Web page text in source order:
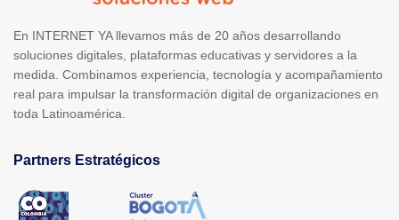
En INTERNET YA llevamos más de 20 años desarrollando
soluciones digitales, plataformas educativas y servidores a la
medida. Combinamos experiencia, tecnología y acompañamiento
real para impulsar la transformación digital de organizaciones en
toda Latinoamérica.
Partners Estratégicos